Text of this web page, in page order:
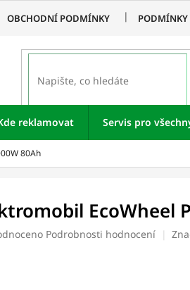
OBCHODNÍ PODMÍNKY PODMÍNKY
reklamovat Servis pro
80Ah
EcoWheel
Podrobnosti hodnocení